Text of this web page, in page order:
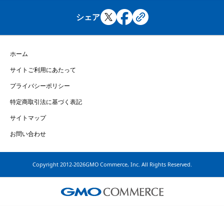
シェア
ホーム
サイトご利用にあたって
プライバシーポリシー
特定商取引法に基づく表記
サイトマップ
お問い合わせ
Copyright 2012-2026GMO Commerce, Inc. All Rights Reserved.